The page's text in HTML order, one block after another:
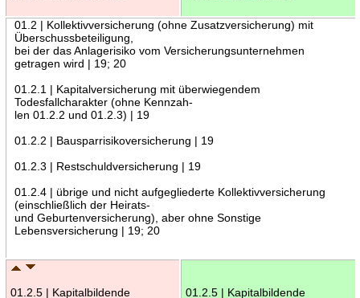
01.2 | Kollektivversicherung (ohne Zusatzversicherung) mit
Überschussbeteiligung,
bei der das Anlagerisiko vom Versicherungsunternehmen
getragen wird | 19; 20
01.2.1 | Kapitalversicherung mit überwiegendem
Todesfallcharakter (ohne Kennzah-
len 01.2.2 und 01.2.3) | 19
01.2.2 | Bausparrisikoversicherung | 19
01.2.3 | Restschuldversicherung | 19
01.2.4 | übrige und nicht aufgegliederte Kollektivversicherung
(einschließlich der Heirats-
und Geburtenversicherung), aber ohne Sonstige
Lebensversicherung | 19; 20
01.2.5 | Kapitalbildende 01.2.5 | Kapitalbildende